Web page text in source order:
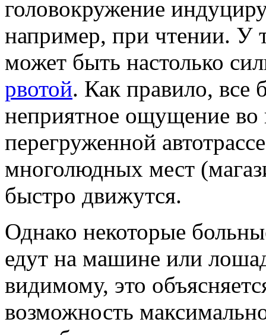
головокружение
например, при чтении. У
может быть настолько
рвотой. Как правило, все
неприятное ощущение во
перегруженной
многолюдных мест
быстро движутся.
Однако некоторые
едут на машине или
видимому, это
возможность